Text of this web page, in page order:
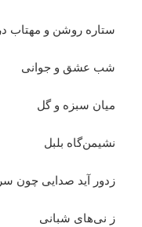
ستاره روشن و مهتاب
شب عشق و جوانی
میان سبزه و گل
نشیمن‌گاه بلبل
زدور آید صدایی چون
ز نی‌های شبانی